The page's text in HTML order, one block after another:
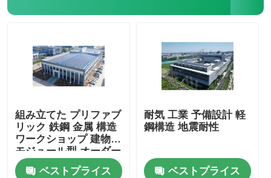
組み立てた プリファブ
リック 鉄鋼 金属 構造
ワークショップ 建物
モジュール型 オーダー
メイド
ベストプライス
耐気 工業 予備設計 軽
鋼構造 地震耐性
ベストプライス